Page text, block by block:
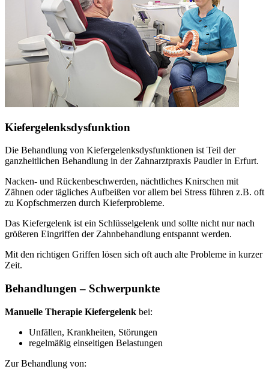
Kiefergelenksdysfunktion
Die Behandlung von Kiefergelenksdysfunktionen ist Teil der
ganzheitlichen Behandlung in der Zahnarztpraxis Paudler in Erfurt.
Nacken- und Rückenbeschwerden, nächtliches Knirschen mit
Zähnen oder tägliches Aufbeißen vor allem bei Stress führen z.B. oft
zu Kopfschmerzen durch Kieferprobleme.
Das Kiefergelenk ist ein Schlüsselgelenk und sollte nicht nur nach
größeren Eingriffen der Zahnbehandlung entspannt werden.
Mit den richtigen Griffen lösen sich oft auch alte Probleme in kurzer
Zeit.
Behandlungen – Schwerpunkte
Manuelle Therapie Kiefergelenk bei:
Unfällen, Krankheiten, Störungen
regelmäßig einseitigen Belastungen
Zur Behandlung von: